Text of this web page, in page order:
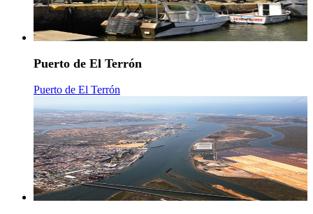
Puerto de El Terrón
Puerto de El Terrón